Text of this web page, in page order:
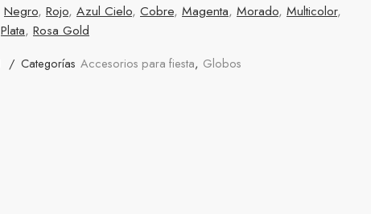
Negro, Rojo, Azul Cielo, Cobre, Magenta, Morado, Multicolor,
Plata, Rosa Gold
Categorías Accesorios para fiesta, Globos